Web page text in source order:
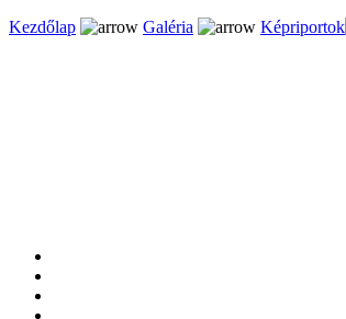
Kezdőlap Galéria Képriportok